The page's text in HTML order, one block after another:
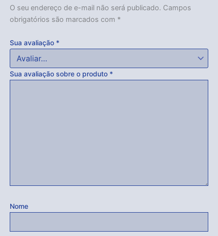
O seu endereço de e-mail não será publicado. Campos
obrigatórios são marcados com *
Sua avaliação *
Sua avaliação sobre o produto *
Nome